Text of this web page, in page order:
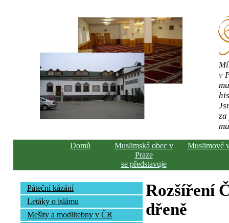
v
Domů
Muslimská obec v
Praze
se představuje
Muslimové
Páteční kázání
Letáky o islámu
Mešity a modlitebny v ČR
Rozšíření
dřeně